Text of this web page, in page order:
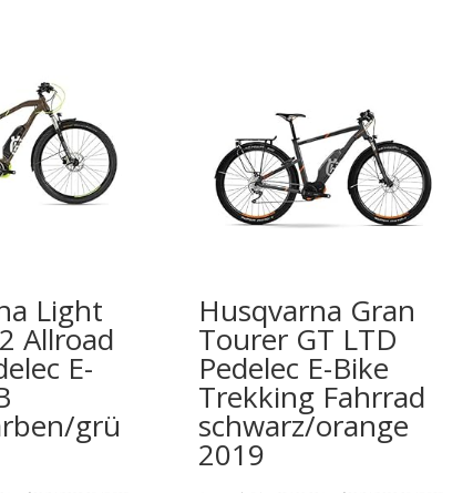
Light
Allroad
E-
grü
Husqvarna Gran
Tourer GT LTD
Pedelec E-Bike
Trekking Fahrrad
schwarz/orange
2019